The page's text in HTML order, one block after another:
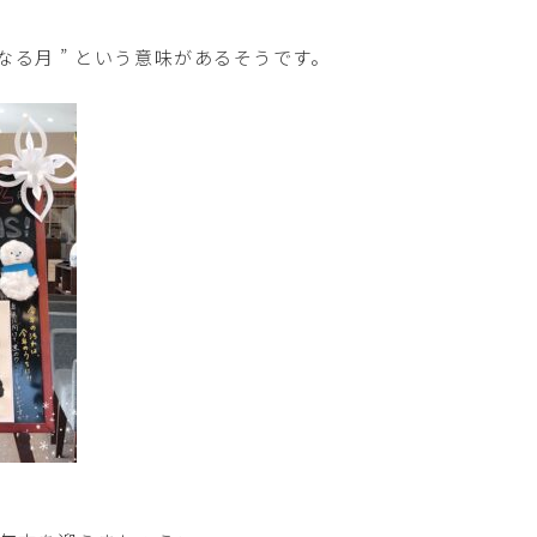
月 ” という意味があるそうです。